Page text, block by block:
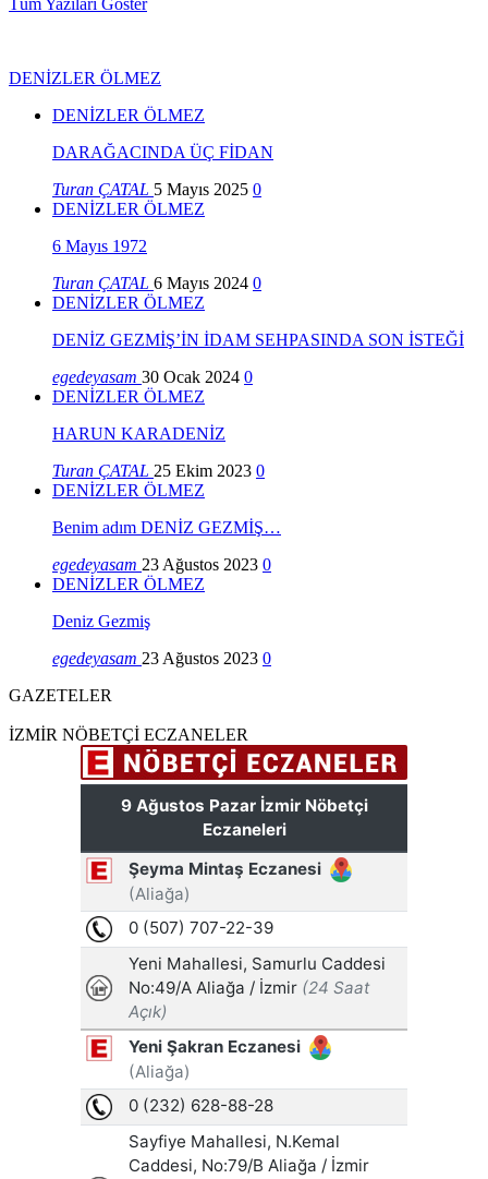
Tüm Yazıları Göster
DENİZLER ÖLMEZ
DENİZLER ÖLMEZ
DARAĞACINDA ÜÇ FİDAN
Turan ÇATAL 5 Mayıs 2025 0
DENİZLER ÖLMEZ
6 Mayıs 1972
Turan ÇATAL 6 Mayıs 2024 0
DENİZLER ÖLMEZ
DENİZ GEZMİŞ’İN İDAM SEHPASINDA SON İSTEĞİ
egedeyasam 30 Ocak 2024 0
DENİZLER ÖLMEZ
HARUN KARADENİZ
Turan ÇATAL 25 Ekim 2023 0
DENİZLER ÖLMEZ
Benim adım DENİZ GEZMİŞ…
egedeyasam 23 Ağustos 2023 0
DENİZLER ÖLMEZ
Deniz Gezmiş
egedeyasam 23 Ağustos 2023 0
GAZETELER
İZMİR NÖBETÇİ ECZANELER